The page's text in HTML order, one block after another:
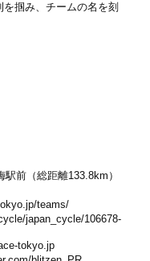
掴み、チームの名を刻
前（総距離133.8km）
teams/
japan_cycle/106678-
tokyo.jp